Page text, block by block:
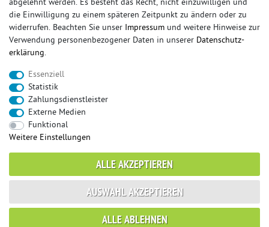
Preisangaben inkl. gesetzlicher MwSt. und zzgl. Versandkosten
Das Internetportal für Sportendschalldämpfer, Komplettanlagen,
Rennsportanlagen, Sportendrohre, Universalteile, Fächerkrümmer,
Vorschalldämpfer, Sportkat, Ersatzrohr und Auspuffzubehör.
FOX, REMUS, FSW, FRIEDRICH MOTORSPORT, EISENMANN, ULTER
SPORT, NOVUS
sportauspuff sportkat
endrohr
downpipe
mittelschalldämpfer
fächerkrümmer
ulter
vorschalldämpfer
fsw
duplex milltek
abgelehnt werden. Es besteht das Recht, nicht einzuwilligen und
die Einwilligung zu einem späteren Zeitpunkt zu ändern oder zu
widerrufen. Beachten Sie unser Impressum und weitere Hinweise zur
Verwendung personenbezogener Daten in unserer Daten­schutz­
erklärung.
Essenziell
Statistik
Zahlungsdienstleister
Externe Medien
Funktional
Weitere Einstellungen
ALLE AKZEPTIEREN
ALLE ABLEHNEN
AUSWAHL AKZEPTIEREN